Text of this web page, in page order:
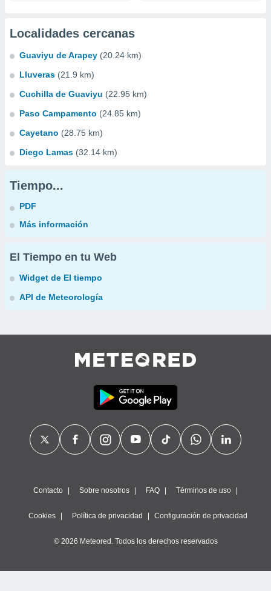
Localidades cercanas
Guaviyu de Arapey (20.24 km)
Lluveras (21.9 km)
Cuchilla de Guaviyu (22.95 km)
Paso Campamento (24.85 km)
Cayetano (28.75 km)
Diego Lamas (32.14 km)
Tiempo...
PDF
Más información
El Tiempo en tu Web
Widget de El tiempo
API de Meteorología
Contacto Sobre nosotros FAQ Términos de uso
Cookies Política de privacidad Configuración de privacidad
© 2026 Meteored. Todos los derechos reservados